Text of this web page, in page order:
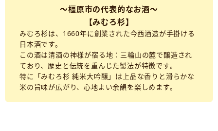
～橿原市の代表的なお酒～
【みむろ杉】
みむろ杉は、1660年に創業された今西酒造が手掛ける
日本酒です。
この酒は清酒の神様が宿る地：三輪山の麓で醸造され
ており、歴史と伝統を重んじた製法が特徴です。
特に「みむろ杉 純米大吟醸」は上品な香りと滑らかな
米の旨味が広がり、心地よい余韻を楽しめます。